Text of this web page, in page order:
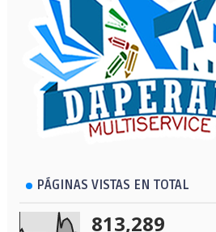
PÁGINAS VISTAS EN TOTAL
813,289